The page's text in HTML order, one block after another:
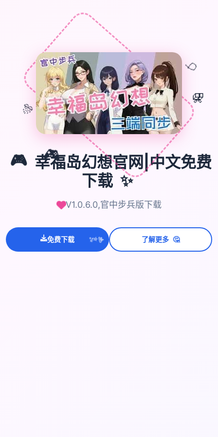
🎮
🎮 幸福岛幻想官网|中文免费
下载 ✨
V1.0.6.0,官中步兵版下载
免费下载 ✨
⭐💫 了解更多 🤔
🎈
🎊
🎁